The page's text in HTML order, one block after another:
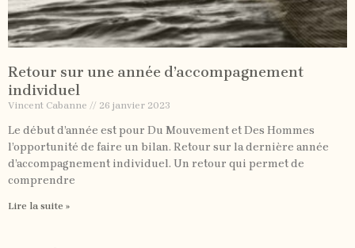
Retour sur une année d’accompagnement
individuel
Vincent Cabanne 26 janvier 2023
Le début d’année est pour Du Mouvement et Des Hommes
l’opportunité de faire un bilan. Retour sur la dernière année
d’accompagnement individuel. Un retour qui permet de
comprendre
Lire la suite »